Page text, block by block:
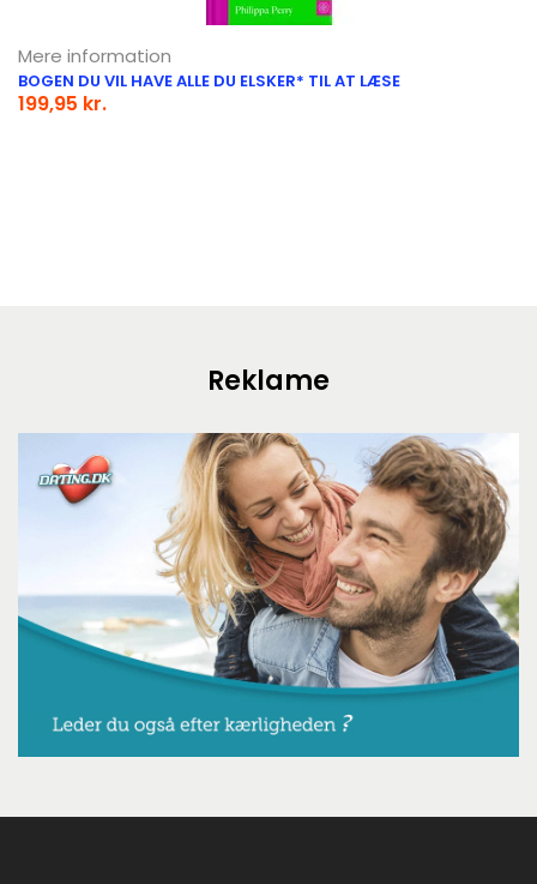
Mere information
BOGEN DU VIL HAVE ALLE DU ELSKER* TIL AT LÆSE
199,95 kr.
Reklame